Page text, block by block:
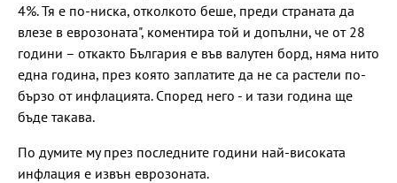
4%. Тя е по-ниска, отколкото беше, преди страната да
влезе в еврозоната", коментира той и допълни, че от 28
години – откакто България е във валутен борд, няма нито
една година, през която заплатите да не са растели по-
бързо от инфлацията. Според него - и тази година ще
бъде такава.
По думите му през последните години най-високата
инфлация е извън еврозоната.